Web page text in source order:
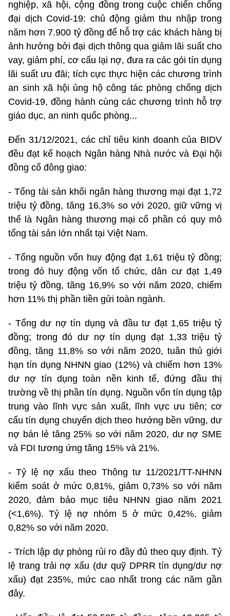
nghiệp, xã hội, cộng đồng trong cuộc chiến chống
đại dịch Covid-19: chủ động giảm thu nhập trong
năm hơn 7.900 tỷ đồng để hỗ trợ các khách hàng bị
ảnh hưởng bởi đại dịch thông qua giảm lãi suất cho
vay, giảm phí, cơ cấu lại nợ, đưa ra các gói tín dụng
lãi suất ưu đãi; tích cực thực hiện các chương trình
an sinh xã hội ủng hộ công tác phòng chống dịch
Covid-19, đồng hành cùng các chương trình hỗ trợ
giáo dục, an ninh quốc phòng...
Đến 31/12/2021, các chỉ tiêu kinh doanh của BIDV
đều đạt kế hoạch Ngân hàng Nhà nước và Đại hội
đồng cổ đông giao:
- Tổng tài sản khối ngân hàng thương mại đạt 1,72
triệu tỷ đồng, tăng 16,3% so với 2020, giữ vững vị
thế là Ngân hàng thương mại cổ phần có quy mô
tổng tài sản lớn nhất tại Việt Nam.
- Tổng nguồn vốn huy động đạt 1,61 triệu tỷ đồng;
trong đó huy động vốn tổ chức, dân cư đạt 1,49
triệu tỷ đồng, tăng 16,9% so với năm 2020, chiếm
hơn 11% thị phần tiền gửi toàn ngành.
- Tổng dư nợ tín dụng và đầu tư đạt 1,65 triệu tỷ
đồng; trong đó dư nợ tín dụng đạt 1,33 triệu tỷ
đồng, tăng 11,8% so với năm 2020, tuân thủ giới
hạn tín dụng NHNN giao (12%) và chiếm hơn 13%
dư nợ tín dụng toàn nền kinh tế, đứng đầu thị
trường về thị phần tín dụng. Nguồn vốn tín dụng tập
trung vào lĩnh vực sản xuất, lĩnh vực ưu tiên; cơ
cấu tín dụng chuyển dịch theo hướng bền vững, dư
nợ bán lẻ tăng 25% so với năm 2020, dư nợ SME
và FDI tương ứng tăng 15% và 21%.
- Tỷ lệ nợ xấu theo Thông tư 11/2021/TT-NHNN
kiểm soát ở mức 0,81%, giảm 0,73% so với năm
2020, đảm bảo mục tiêu NHNN giao năm 2021
(<1,6%). Tỷ lệ nợ nhóm 5 ở mức 0,42%, giảm
0,82% so với năm 2020.
- Trích lập dự phòng rủi ro đầy đủ theo quy định. Tỷ
lệ trang trải nợ xấu (dư quỹ DPRR tín dụng/dư nợ
xấu) đạt 235%, mức cao nhất trong các năm gần
đây.